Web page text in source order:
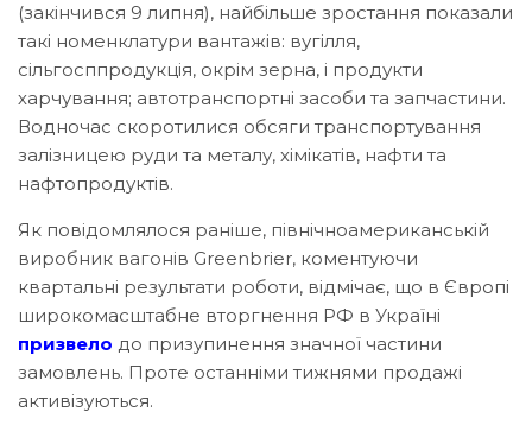
(закінчився 9 липня), найбільше зростання показали
такі номенклатури вантажів: вугілля,
сільгосппродукція, окрім зерна, і продукти
харчування; автотранспортні засоби та запчастини.
Водночас скоротилися обсяги транспортування
залізницею руди та металу, хімікатів, нафти та
нафтопродуктів.
Як повідомлялося раніше, північноамериканській
виробник вагонів Greenbrier, коментуючи
квартальні результати роботи, відмічає, що в Європі
широкомасштабне вторгнення РФ в Україні
призвело до призупинення значної частини
замовлень. Проте останніми тижнями продажі
активізуються.